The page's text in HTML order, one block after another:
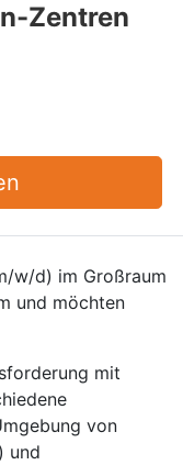
Zentren
w/d) im Großraum
und möchten
mit
von
und